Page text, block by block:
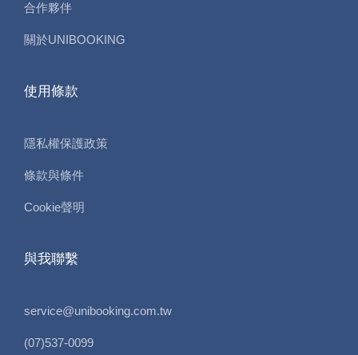
合作夥伴
關於UNIBOOKING
使用條款
隱私權保護政策
條款與條件
Cookie聲明
與我聯繫
service@unibooking.com.tw
(07)537-0099